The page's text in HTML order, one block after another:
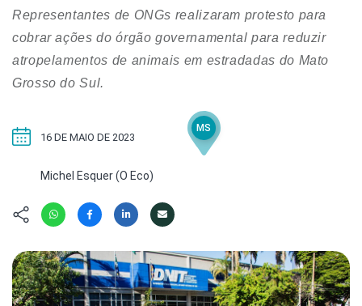
Kit
Na Linha
Livros do
Representantes de ONGs realizaram protesto para
cobrar ações do órgão governamental para reduzir
atropelamentos de animais em estradadas do Mato
Grosso do Sul.
Michel Esquer (O Eco)
16 DE MAIO DE 2023
MS